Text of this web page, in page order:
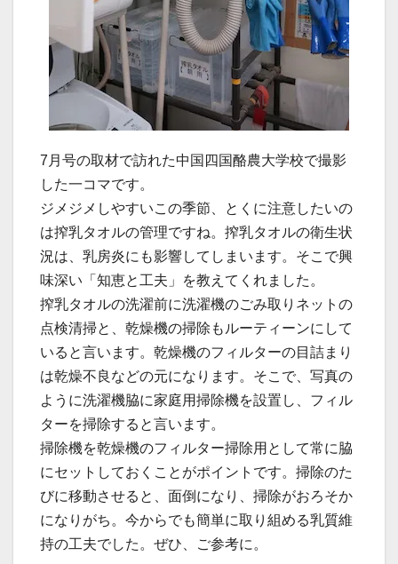
7月号の取材で訪れた中国四国酪農大学校で撮影
した一コマです。
ジメジメしやすいこの季節、とくに注意したいの
は搾乳タオルの管理ですね。搾乳タオルの衛生状
況は、乳房炎にも影響してしまいます。そこで興
味深い「知恵と工夫」を教えてくれました。
搾乳タオルの洗濯前に洗濯機のごみ取りネットの
点検清掃と、乾燥機の掃除もルーティーンにして
いると言います。乾燥機のフィルターの目詰まり
は乾燥不良などの元になります。そこで、写真の
ように洗濯機脇に家庭用掃除機を設置し、フィル
ターを掃除すると言います。
掃除機を乾燥機のフィルター掃除用として常に脇
にセットしておくことがポイントです。掃除のた
びに移動させると、面倒になり、掃除がおろそか
になりがち。今からでも簡単に取り組める乳質維
持の工夫でした。ぜひ、ご参考に。